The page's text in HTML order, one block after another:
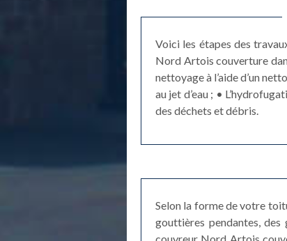
Voici les étapes des
Nord Artois couverture
nettoyage à l’aide d’un
au jet d’eau ; •
des déchets et débris.
Selon la forme de votre
gouttières pendantes,